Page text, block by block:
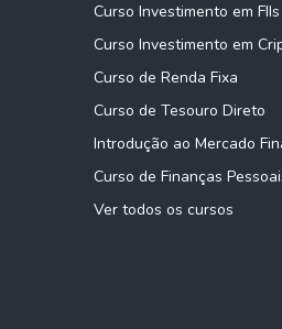
Curso Investimento em FIIs
Curso Investimento em
Curso de Renda Fixa
Curso de Tesouro Direto
Introdução ao Mercado
Curso de Finanças
Ver todos os cursos